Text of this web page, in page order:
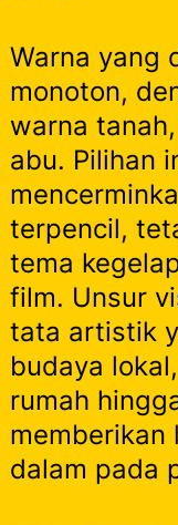
Warna yang
monoton,
warna
abu. Pilihan
terpencil,
tema
film. Unsur
tata artistik
budaya
rumah
memberikan
dalam pada